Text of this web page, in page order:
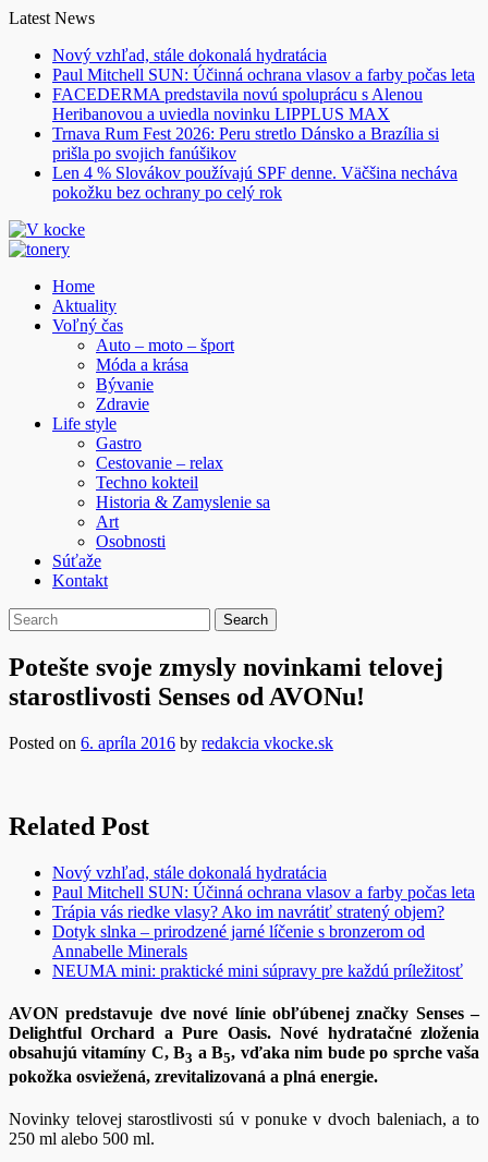
Skip
content
Latest News
Nový vzhľad, stále dokonalá hydratácia
Paul Mitchell SUN: Účinná ochrana vlasov a farby počas leta
FACEDERMA predstavila novú spoluprácu s Alenou
Heribanovou a uviedla novinku LIPPLUS MAX
Trnava Rum Fest 2026: Peru stretlo Dánsko a Brazília si
prišla po svojich fanúšikov
Len 4 % Slovákov používajú SPF denne. Väčšina necháva
pokožku bez ochrany po celý rok
Home
Aktuality
Voľný čas
Auto – moto – šport
Móda a krása
Bývanie
Zdravie
Life style
Gastro
Cestovanie – relax
Techno kokteil
Historia & Zamyslenie sa
Art
Osobnosti
Súťaže
Kontakt
Potešte svoje zmysly novinkami telovej
starostlivosti Senses od AVONu!
Posted on 6. apríla 2016 by redakcia vkocke.sk
Related Post
Nový vzhľad, stále dokonalá hydratácia
Paul Mitchell SUN: Účinná ochrana vlasov a farby počas leta
Trápia vás riedke vlasy? Ako im navrátiť stratený objem?
Dotyk slnka – prirodzené jarné líčenie s bronzerom od
Annabelle Minerals
NEUMA mini: praktické mini súpravy pre každú príležitosť
AVON predstavuje dve nové línie obľúbenej značky Senses –
Delightful Orchard a Pure Oasis. Nové hydratačné zloženia
obsahujú vitamíny C, B3 a B5, vďaka nim bude po sprche vaša
pokožka osviežená, zrevitalizovaná a plná energie.
Novinky telovej starostlivosti sú v ponuke v dvoch baleniach, a to
250 ml alebo 500 ml.